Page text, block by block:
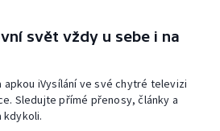
svět vždy u sebe i na
apkou iVysílání ve své chytré televizi
Sledujte přímé přenosy, články a
kdykoli.